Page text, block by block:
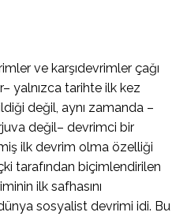
ve karşıdevrimler çağı
yalnızca tarihte ilk kez
değil, aynı zamanda –
değil– devrimci bir
ilk devrim olma özelliği
tarafından biçimlendirilen
ilk safhasını
sosyalist devrimi idi. Bu